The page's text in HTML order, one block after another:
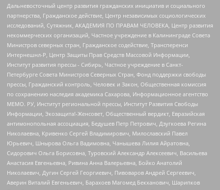
Дальневосточный центр развития гражданских инициатив и социального
партнерства, Гражданское действие, Центр независимых социологических
исследований, Сутяжник, АКАДЕМИЯ ПО ПРАВАМ ЧЕЛОВЕКА, Центр развития
некоммерческих организаций, Частное учреждение в Калининграде Совета
Министров северных стран, Гражданское содействие, Трансперенси
Интернешнл-Р, Центр Защиты Прав Средств Массовой Информации,
Институт развития прессы - Сибирь, Частное учреждение в Санкт-
Петербурге Совета Министров Северных Стран, Фонд поддержки свободы
прессы, Гражданский контроль, Человек и Закон, Общественная комиссия
по сохранению наследия академика Сахарова, Информационное агентство
МЕМО. РУ, Институт региональной прессы, Институт Развития Свободы
Информации, Экозащита!-Женсовет, Общественный вердикт, Евразийская
антимонопольная ассоциация, Бедушев Петр Петрович, Дзугкоева Регина
Николаевна, Кривенко Сергей Владимирович, Милославский Павел
Юрьевич, Шнырова Ольга Вадимовна, Чанышева Лилия Айратовна,
Сидорович Ольга Борисовна, Туровский Александр Алексеевич, Васильева
Анастасия Евгеньевна, Ривина Анна Валерьевна, Бойко Анатолий
Николаевич, Дугин Сергей Георгиевич, Пивоваров Андрей Сергеевич,
Аверин Виталий Евгеньевич, Барахоев Магомед Бекханович, Шарипков